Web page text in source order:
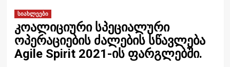
სიახლეები
კოალიციური სპეციალური
ოპერაციების ძალების სწავლება
Agile Spirit 2021-ის ფარგლებში.